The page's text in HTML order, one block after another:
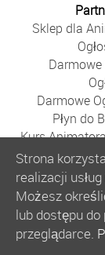
Sklep dla
Darmowe
Darmowe
Płyn do
Kurs
Bezpłatne
Bańki
Szkolenie
Kurs
Strona
realizacji
Możesz
lub dostępu
przeglądarce.